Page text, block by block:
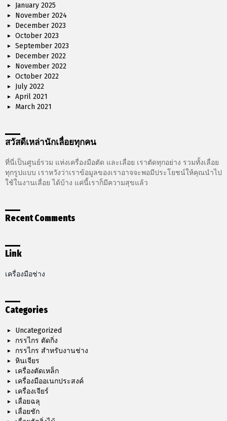
January 2025
November 2024
December 2023
October 2023
September 2023
December 2022
November 2022
October 2022
July 2022
April 2021
March 2021
สวัสดีเหล่านักเลื่อยทุกคน
ที่นี่เป็นศูนย์รวม แห่งเครื่องมือตัด และเลื่อย เราตัดทุกอย่าง รวมทั้งเลื่อย
ทุกรูปแบบ เราหวังว่าเราข้อมูลของเราอาจจะพอมีประโยชน์ให้คุณนำไป
ใช้ในงานเลื่อย ได้บ้าง แค่นี้เราก็มีความสุขแล้ว
Recent Comments
Link
เครื่องมือช่าง
Categories
Uncategorized
กรรไกร ตัดกิ่ง
กรรไกร สำหรับงานช่าง
หินเจียร
เครื่องตัดเหล็ก
เครื่องมืออเนกประสงค์
เครื่องเจียร์
เลื่อยฉลุ
เลื่อยชัก